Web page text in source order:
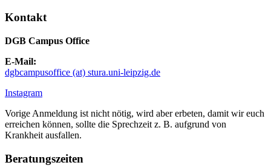
Kontakt
DGB Campus Office
E-Mail:
dgbcampusoffice (at) stura.uni-leipzig.de
Instagram
Vorige Anmeldung ist nicht nötig, wird aber erbeten, damit wir euch
erreichen können, sollte die Sprechzeit z. B. aufgrund von
Krankheit ausfallen.
Beratungszeiten